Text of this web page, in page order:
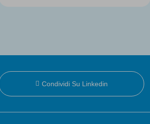
Condividi Su Linkedin